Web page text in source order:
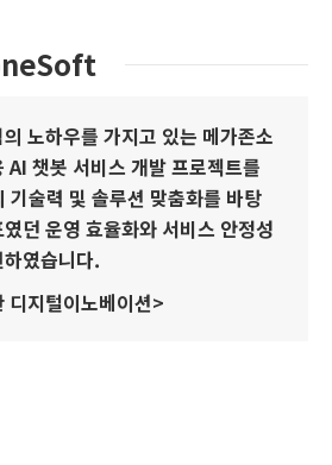
노하우를 가지고 있는 메가존소
AI 챗봇 서비스 개발 프로젝트를
기술력 및 솔루션 맞춤화를 바탕
던 운영 효율화와 서비스 안정성
였습니다.
디지털이노베이션>